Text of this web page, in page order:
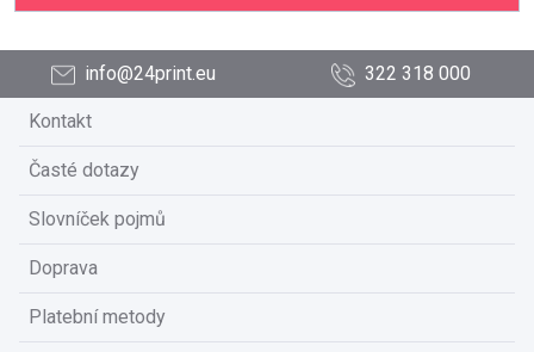
info@24print.eu 322 318 000
Kontakt
Časté dotazy
Slovníček pojmů
Doprava
Platební metody